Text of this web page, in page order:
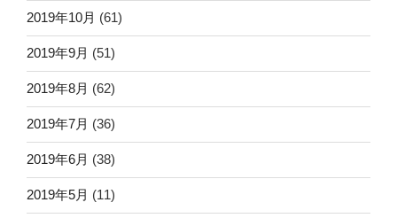
2019年10月 (61)
2019年9月 (51)
2019年8月 (62)
2019年7月 (36)
2019年6月 (38)
2019年5月 (11)